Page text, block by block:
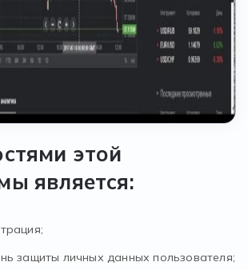
этой
является:
защиты личных данных пользователя;